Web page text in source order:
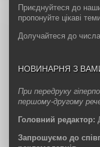
Приєднуйтеся до
пропонуйте цікаві
Долучайтеся до
НОВИНАРНЯ З
При передруку
першому-другому
Головний редактор:
Запрошуємо до